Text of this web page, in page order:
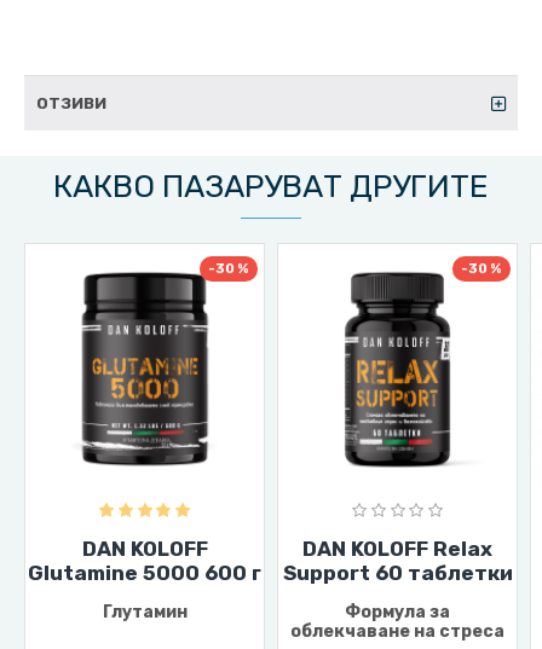
ОТЗИВИ
КАКВО ПАЗАРУВАТ ДРУГИТЕ
-30 %
DAN KOLOFF
Glutamine 5000 600 г
Глутамин
-30 %
DAN KOLOFF Relax
Support 60 таблетки
Формула за
облекчаване на стреса